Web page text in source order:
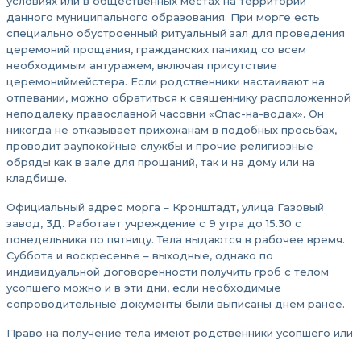
данного муниципального образования. При морге есть
специально обустроенный ритуальный зал для проведения
церемоний прощания, гражданских панихид со всем
необходимым антуражем, включая присутствие
церемониймейстера. Если родственники настаивают на
отпевании, можно обратиться к священнику расположенной
неподалеку православной часовни «Спас-на-водах». Он
никогда не отказывает прихожанам в подобных просьбах,
проводит заупокойные службы и прочие религиозные
обряды как в зале для прощаний, так и на дому или на
кладбище.
Официальный адрес морга – Кронштадт, улица Газовый
завод, 3Д. Работает учреждение с 9 утра до 15.30 с
понедельника по пятницу. Тела выдаются в рабочее время.
Суббота и воскресенье – выходные, однако по
индивидуальной договоренности получить гроб с телом
усопшего можно и в эти дни, если необходимые
сопроводительные документы были выписаны днем ранее.
Право на получение тела имеют родственники усопшего или